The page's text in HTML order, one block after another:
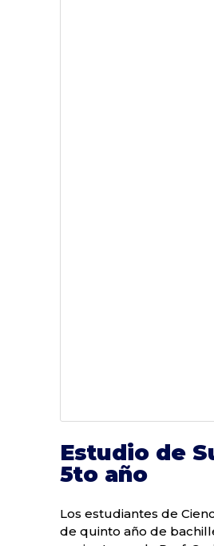
Estudio de
5to año
Los estudiantes de
de quinto año de